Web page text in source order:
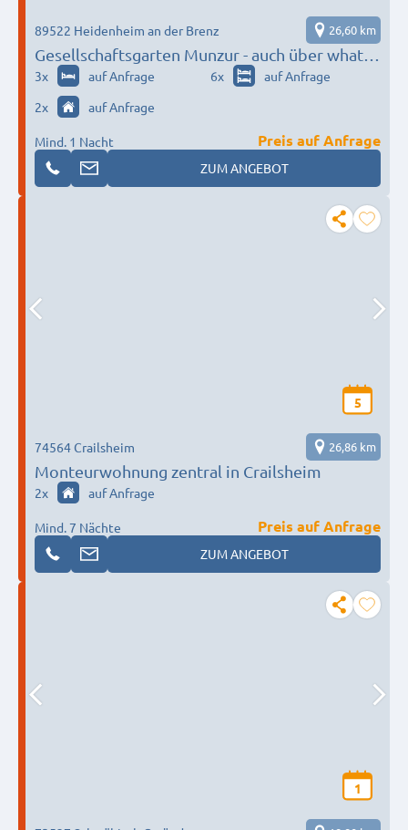
Gesellschaftsgarten Munzur - auch über whats
app erreichbar! ab 13 €
89522 Heidenheim an der Brenz 26,60 km
3x auf Anfrage 6x
auf Anfrage
2x auf Anfrage
Mind. 1 Nacht
Preis auf Anfrage
ZUM ANGEBOT
5
Monteurwohnung zentral in Crailsheim
74564 Crailsheim 26,86 km
2x auf Anfrage
Mind. 7 Nächte
Preis auf Anfrage
ZUM ANGEBOT
1